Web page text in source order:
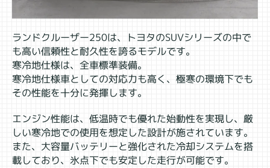
ランドクルーザー250は、トヨタのSUVシリーズの中で
も高い信頼性と耐久性を誇るモデルです。
寒冷地仕様は、全車標準装備。
寒冷地仕様車としての対応力も高く、極寒の環境下でも
その性能を十分に発揮します。
エンジン性能は、低温時でも優れた始動性を実現し、厳
しい寒冷地での使用を想定した設計が施されています。
また、大容量バッテリーと強化された冷却システムを搭
載しており、氷点下でも安定した走行が可能です。